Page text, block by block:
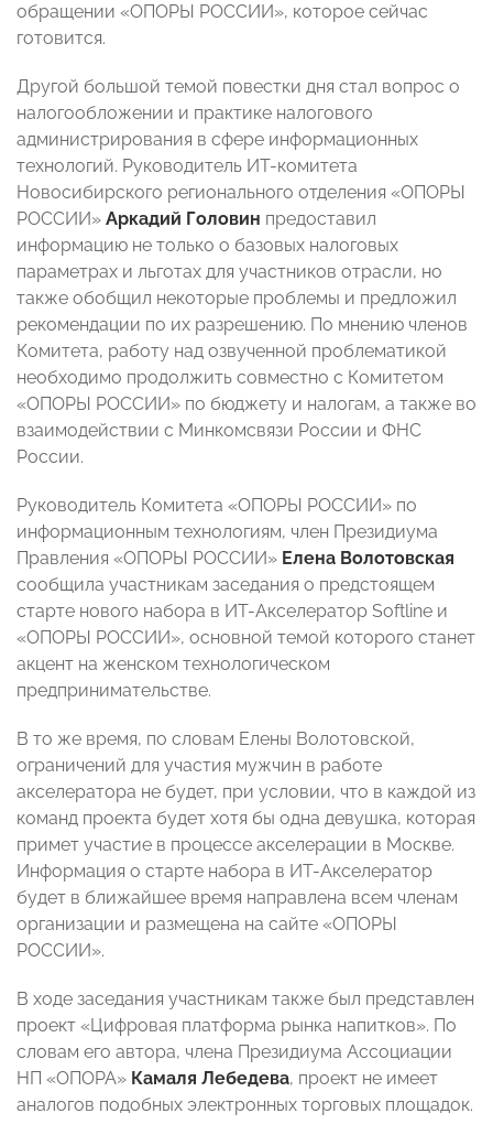
обращении «ОПОРЫ РОССИИ», которое сейчас
готовится.
Другой большой темой повестки дня стал вопрос о
налогообложении и практике налогового
администрирования в сфере информационных
технологий. Руководитель ИТ-комитета
Новосибирского регионального отделения «ОПОРЫ
РОССИИ» Аркадий Головин предоставил
информацию не только о базовых налоговых
параметрах и льготах для участников отрасли, но
также обобщил некоторые проблемы и предложил
рекомендации по их разрешению. По мнению членов
Комитета, работу над озвученной проблематикой
необходимо продолжить совместно с Комитетом
«ОПОРЫ РОССИИ» по бюджету и налогам, а также во
взаимодействии с Минкомсвязи России и ФНС
России.
Руководитель Комитета «ОПОРЫ РОССИИ» по
информационным технологиям, член Президиума
Правления «ОПОРЫ РОССИИ» Елена Волотовская
сообщила участникам заседания о предстоящем
старте нового набора в ИТ-Акселератор Softline и
«ОПОРЫ РОССИИ», основной темой которого станет
акцент на женском технологическом
предпринимательстве.
В то же время, по словам Елены Волотовской,
ограничений для участия мужчин в работе
акселератора не будет, при условии, что в каждой из
команд проекта будет хотя бы одна девушка, которая
примет участие в процессе акселерации в Москве.
Информация о старте набора в ИТ-Акселератор
будет в ближайшее время направлена всем членам
организации и размещена на сайте «ОПОРЫ
РОССИИ».
В ходе заседания участникам также был представлен
проект «Цифровая платформа рынка напитков». По
словам его автора, члена Президиума Ассоциации
НП «ОПОРА» Камаля Лебедева, проект не имеет
аналогов подобных электронных торговых площадок.